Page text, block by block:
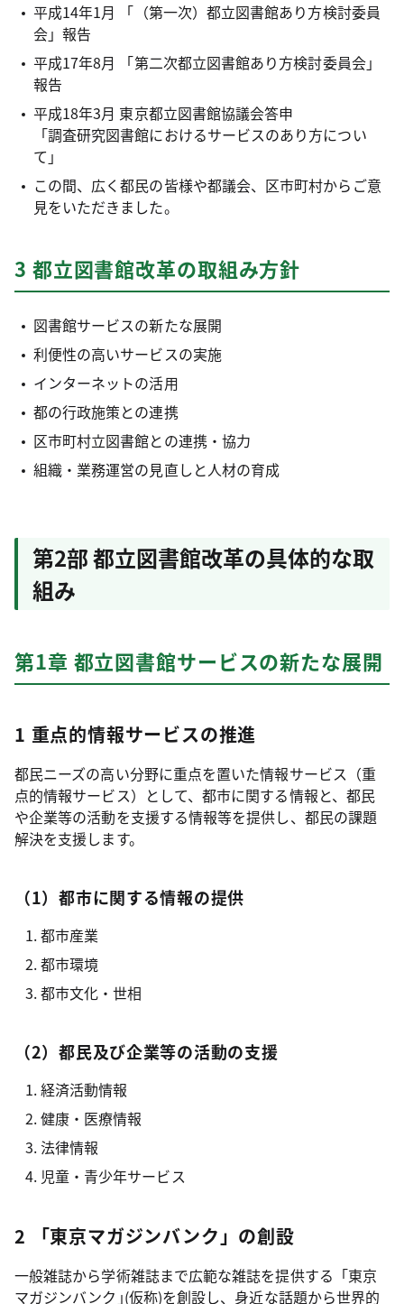
平成14年1月 「（第一次）都立図書館あり方検討委員
会」報告
平成17年8月 「第二次都立図書館あり方検討委員会」
報告
平成18年3月 東京都立図書館協議会答申
「調査研究図書館におけるサービスのあり方につい
て」
この間、広く都民の皆様や都議会、区市町村からご意
見をいただきました。
3 都立図書館改革の取組み方針
図書館サービスの新たな展開
利便性の高いサービスの実施
インターネットの活用
都の行政施策との連携
区市町村立図書館との連携・協力
組織・業務運営の見直しと人材の育成
第2部 都立図書館改革の具体的な取
組み
第1章 都立図書館サービスの新たな展開
1 重点的情報サービスの推進
都民ニーズの高い分野に重点を置いた情報サービス（重
点的情報サービス）として、都市に関する情報と、都民
や企業等の活動を支援する情報等を提供し、都民の課題
解決を支援します。
（1）都市に関する情報の提供
都市産業
都市環境
都市文化・世相
（2）都民及び企業等の活動の支援
経済活動情報
健康・医療情報
法律情報
児童・青少年サービス
2 「東京マガジンバンク」の創設
一般雑誌から学術雑誌まで広範な雑誌を提供する「東京
マガジンバンク｣(仮称)を創設し、身近な話題から世界的